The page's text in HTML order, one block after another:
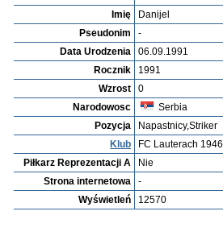
Imię
Danijel
Pseudonim
-
Data Urodzenia
06.09.1991
Rocznik
1991
Wzrost
0
Narodowosc
Serbia
Pozycja
Napastnicy,Striker
Klub
FC Lauterach 1946
Piłkarz Reprezentacji A
Nie
Strona internetowa
-
Wyświetleń
12570